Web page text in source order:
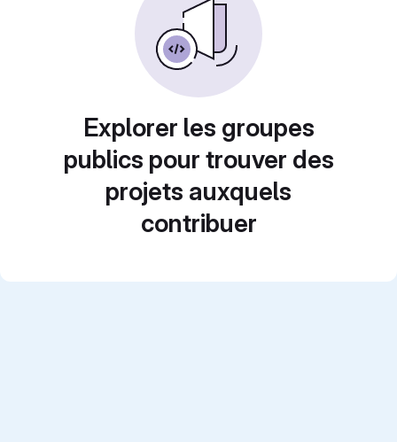
Explorer les groupes
publics pour trouver des
projets auxquels
contribuer